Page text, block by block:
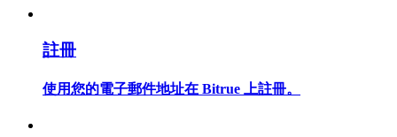
註冊
使用您的電子郵件地址在 Bitrue 上註冊。